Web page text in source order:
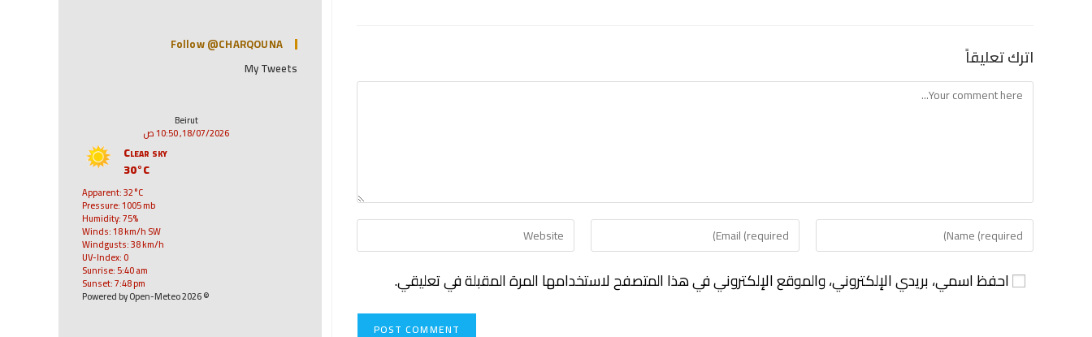
اترك تعليقاً
احفظ اسمي، بريدي الإلكتروني، والموقع الإلكتروني في هذا المتصفح لاستخدامها المرة المقبلة في تعليقي.
Follow @CHARQOUNA
My Tweets
Beirut
18/07/2026, 10:50 ص
Clear sky
30°C
Apparent: 32°C
Pressure: 1005 mb
Humidity: 75%
Winds: 18 km/h SW
Windgusts: 38 km/h
UV-Index: 0
Sunrise: 5:40 am
Sunset: 7:48 pm
© 2026 Powered by Open-Meteo